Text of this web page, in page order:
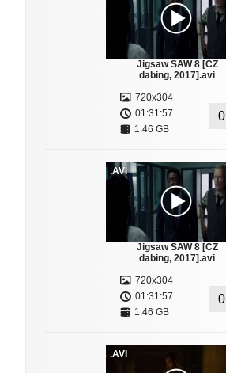
Jigsaw SAW 8 [CZ
dabing, 2017].avi
720x304
01:31:57
1.46 GB
0
.AVI
Jigsaw SAW 8 [CZ
dabing, 2017].avi
720x304
01:31:57
1.46 GB
0
.AVI